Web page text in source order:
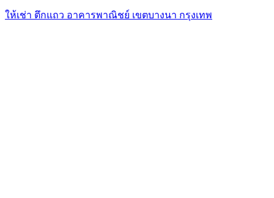
ให้เช่า ตึกแถว อาคารพาณิชย์ เขตบางนา กรุงเทพ